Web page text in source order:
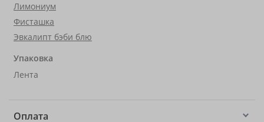
Лимониум
Фисташка
Эвкалипт бэби блю
Упаковка
Лента
Оплата